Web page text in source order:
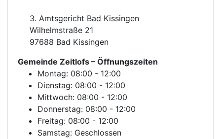
3. Amtsgericht Bad Kissingen
Wilhelmstraße 21
97688 Bad Kissingen
Gemeinde Zeitlofs – Öffnungszeiten
Montag: 08:00 - 12:00
Dienstag: 08:00 - 12:00
Mittwoch: 08:00 - 12:00
Donnerstag: 08:00 - 12:00
Freitag: 08:00 - 12:00
Samstag: Geschlossen